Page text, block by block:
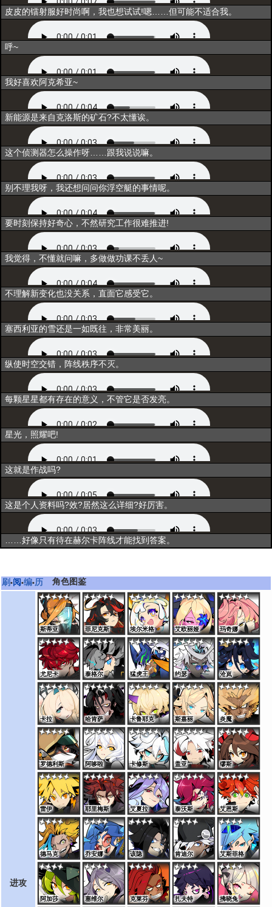
互动3
皮皮的镭射服好时尚啊，我也想试试!嗯……但可能不适合我。
互动4
呼~
互动5
我好喜欢阿克希亚~
闲聊1
新能源是来自克洛斯的矿石?不太懂诶。
闲聊2
这个侦测器怎么操作呀……跟我说说嘛。
闲聊3
别不理我呀，我还想问问你浮空艇的事情呢。
唤醒
要时刻保持好奇心，不然研究工作很难推进!
同行
我觉得，不懂就问嘛，多做做功课不丢人~
重构
不理解新变化也没关系，直面它感受它。
联结
塞西利亚的雪还是一如既往，非常美丽。
归一
纵使时空交错，阵线秩序不灭。
超越
每颗星星都有存在的意义，不管它是否发亮。
释放技能
星光，照耀吧!
出战
这就是作战吗?
资料一
这是个人资料吗?效?居然这么详细?好厉害。
资料二
……好像只有待在赫尔卡阵线才能找到答案。
刷•阅•编•历 角色图鉴
进攻
斯蒂亚 菲尼克斯 埃尔米格 艾欧丽娅 玛奇娜
尤尼卡 泰格尔 猛虎王 约瑟 沧岚
卡拉 哈肯萨 卡鲁耶克 斯嘉丽 炎魔
罗德利斯 阿哆啦 卡修斯 盖亚 缪斯
雷伊 耶里梅斯 艾夏拉 泰沃斯 艾恩斯
德马克 乔安娜 该隐 肯迪尔 艾斯菲格
阿加莎 塞维尔 克莱芬 扎夫特 拂晓兔